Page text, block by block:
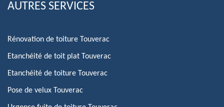
AUTRES SERVICES
Rénovation de toiture Touverac
Etanchéité de toit plat Touverac
Etanchéité de toiture Touverac
Pose de velux Touverac